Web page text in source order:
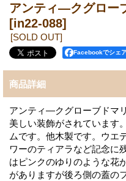
アンティ―クグロー
[in22-088]
[SOLD OUT]
Facebookでシェ
商品詳細
アンティ―クグローブドマ
美しい装飾がされています
ムです。他木製です。ウエ
ワーのティアラなど記念に
はピンクのゆりのような花
がありますが後ろ側の蓋の